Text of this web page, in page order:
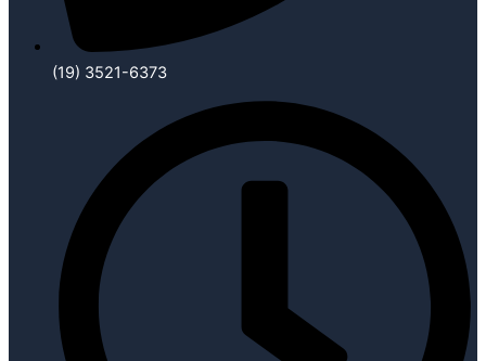
(19) 3521-6373